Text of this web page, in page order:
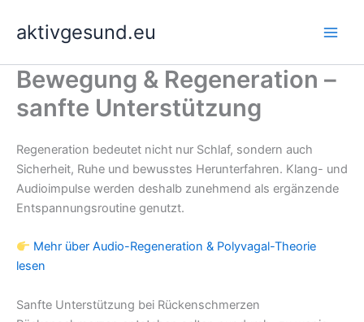
Inhaltaktivgesund.eu
Bewegung & Regeneration –
sanfte Unterstützung
Regeneration bedeutet nicht nur Schlaf, sondern auch
Sicherheit, Ruhe und bewusstes Herunterfahren. Klang- und
Audioimpulse werden deshalb zunehmend als ergänzende
Entspannungsroutine genutzt.
Mehr über Audio-Regeneration & Polyvagal-Theorie
lesen
Sanfte Unterstützung bei Rückenschmerzen